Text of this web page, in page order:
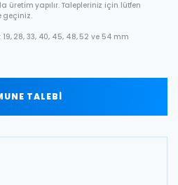
üretim yapılır. Talepleriniz için lütfen
geçiniz.
28, 33, 40, 45, 48, 52 ve 54 mm
TALEBİ